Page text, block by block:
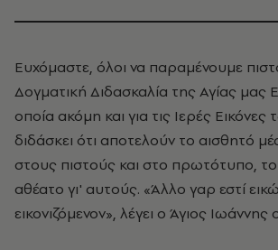
Ευχόμαστε, όλοι να παραμένουμε
Δογματική Διδασκαλία της Αγίας μας
οποία ακόμη και για τις Ιερές Εικόνες
διδάσκει ότι αποτελούν το αισθητό
στους πιστούς και στο πρωτότυπο, το
αθέατο γι' αυτούς. «Άλλο γαρ εστί
εικονιζόμενον», λέγει ο Άγιος